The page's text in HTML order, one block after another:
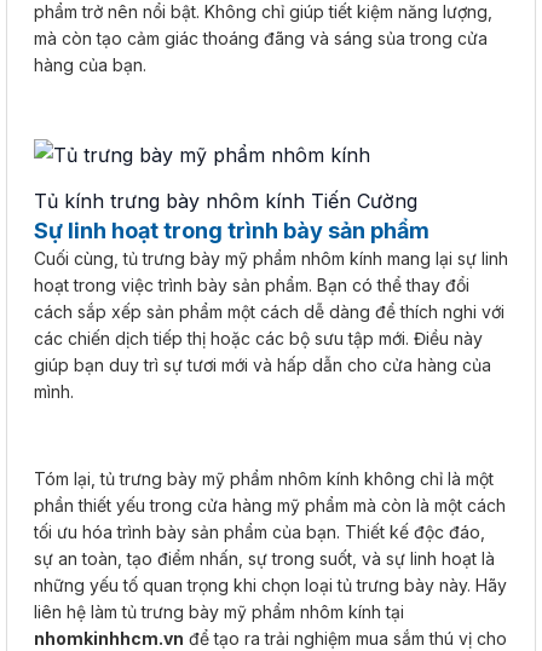
phẩm trở nên nổi bật. Không chỉ giúp tiết kiệm năng lượng,
mà còn tạo cảm giác thoáng đãng và sáng sủa trong cửa
hàng của bạn.
Tủ kính trưng bày nhôm kính Tiến Cường
Sự linh hoạt trong trình bày sản phẩm
Cuối cùng, tủ trưng bày mỹ phẩm nhôm kính mang lại sự linh
hoạt trong việc trình bày sản phẩm. Bạn có thể thay đổi
cách sắp xếp sản phẩm một cách dễ dàng để thích nghi với
các chiến dịch tiếp thị hoặc các bộ sưu tập mới. Điều này
giúp bạn duy trì sự tươi mới và hấp dẫn cho cửa hàng của
mình.
Tóm lại, tủ trưng bày mỹ phẩm nhôm kính không chỉ là một
phần thiết yếu trong cửa hàng mỹ phẩm mà còn là một cách
tối ưu hóa trình bày sản phẩm của bạn. Thiết kế độc đáo,
sự an toàn, tạo điểm nhấn, sự trong suốt, và sự linh hoạt là
những yếu tố quan trọng khi chọn loại tủ trưng bày này. Hãy
liên hệ làm tủ trưng bày mỹ phẩm nhôm kính tại
nhomkinhhcm.vn để tạo ra trải nghiệm mua sắm thú vị cho